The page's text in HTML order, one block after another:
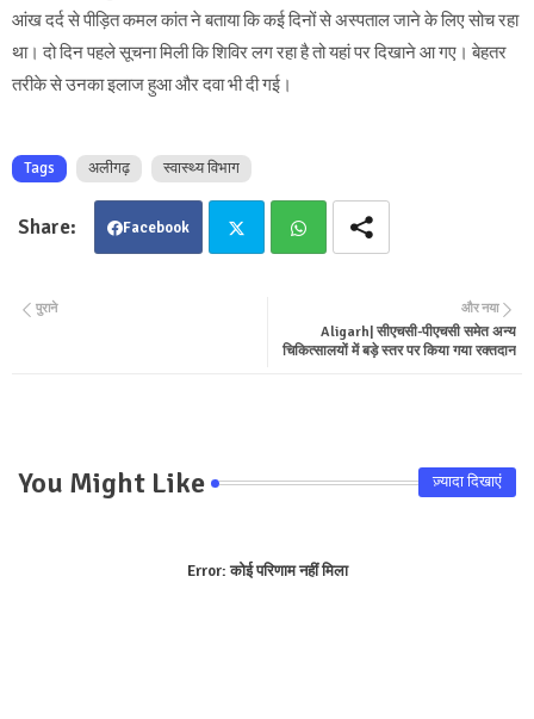
आंख दर्द से पीड़ित कमल कांत ने बताया कि कई दिनों से अस्पताल जाने के लिए सोच रहा
था। दो दिन पहले सूचना मिली कि शिविर लग रहा है तो यहां पर दिखाने आ गए। बेहतर
तरीके से उनका इलाज हुआ और दवा भी दी गई।
Tags अलीगढ़ स्वास्थ्य विभाग
Facebook
और नया
Aligarh| सीएचसी-पीएचसी समेत अन्य
चिकित्सालयों में बड़े स्तर पर किया गया रक्तदान
पुराने
You Might Like ज़्यादा दिखाएं
Error:कोई परिणाम नहीं मिला